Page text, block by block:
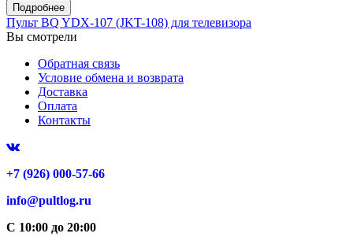
Подробнее
Пульт BQ YDX-107 (JKT-108) для телевизора
Вы смотрели
Обратная связь
Условие обмена и возврата
Доставка
Оплата
Контакты
+7 (926) 000-57-66
info@pultlog.ru
С 10:00 до 20:00